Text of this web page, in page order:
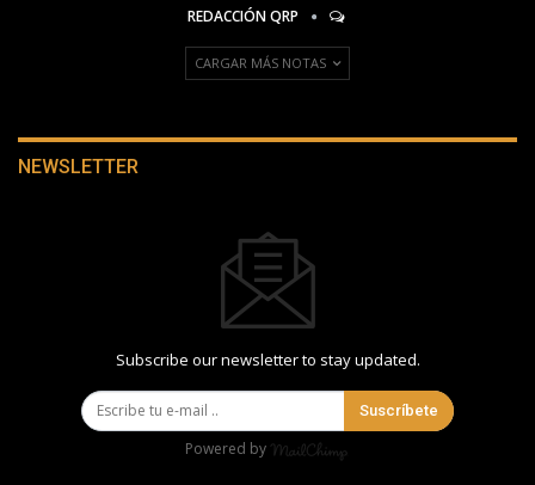
REDACCIÓN QRP
CARGAR MÁS NOTAS
NEWSLETTER
Subscribe our newsletter to stay updated.
Suscríbete
Powered by